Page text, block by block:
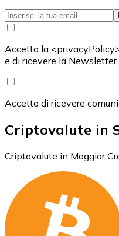
Accetto la
e di ricevere la
Accetto di ricevere
Criptovalute in
Criptovalute in Maggior